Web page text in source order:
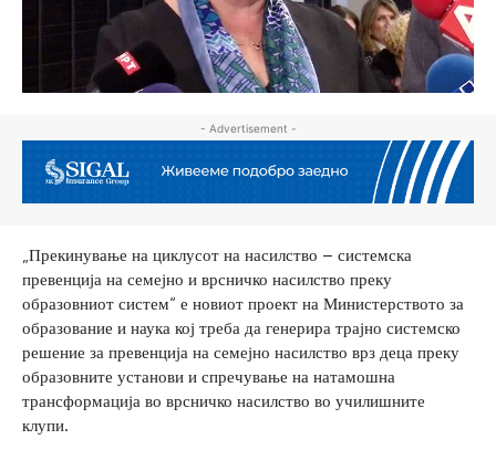
- Advertisement -
„Прекинување на циклусот на насилство – системска
превенција на семејно и врсничко насилство преку
образовниот систем“ е новиот проект на Министерството за
образование и наука кој треба да генерира трајно системско
решение за превенција на семејно насилство врз деца преку
образовните установи и спречување на натамошна
трансформација во врсничко насилство во училишните
клупи.